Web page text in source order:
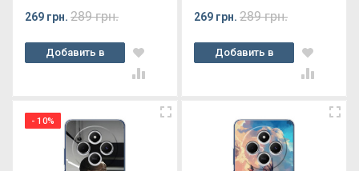
269 грн. 289 грн.
Добавить в
корзину
269 грн. 289 грн.
Добавить в
корзину
- 10%